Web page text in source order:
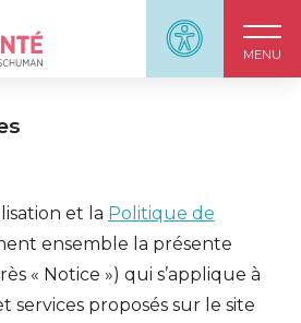
Panneau
MENU
ma santé, by HôpitauxRobert
et la Politique de
ensemble la présente
« Notice ») qui s’applique à
services proposés sur le site